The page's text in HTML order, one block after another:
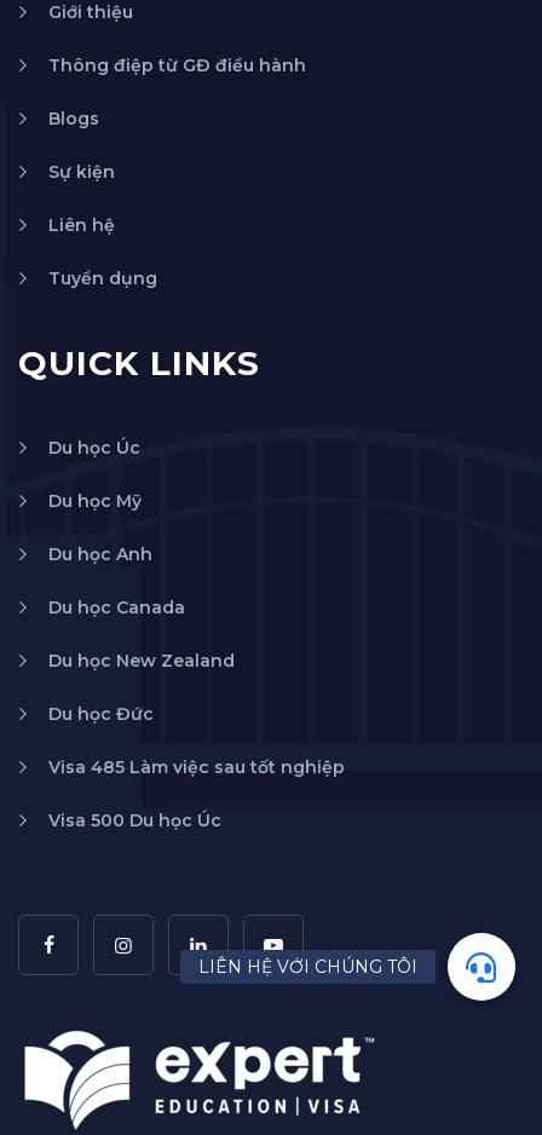
Giới thiệu
Thông điệp từ GĐ điều hành
Blogs
Sự kiện
Liên hệ
Tuyển dụng
QUICK LINKS
Du học Úc
Du học Mỹ
Du học Anh
Du học Canada
Du học New Zealand
Du học Đức
Visa 485 Làm việc sau tốt nghiệp
Visa 500 Du học Úc